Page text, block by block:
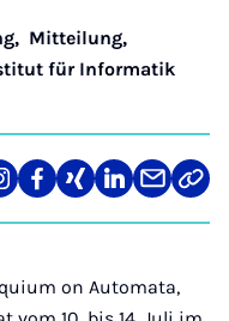
, Mitteilung,
für Informatik
Teilen
auf
Teilen
auf
Teilen
auf
Teilen
über
Mail
Link
on Automata,